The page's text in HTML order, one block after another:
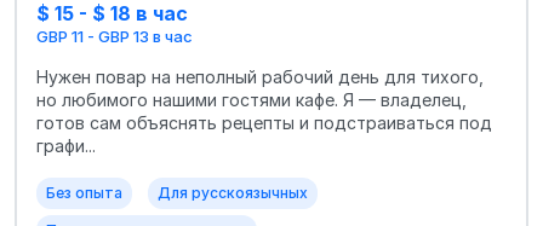
$ 15 - $ 18 в час
GBP 11 - GBP 13 в час
Нужен повар на неполный рабочий день для тихого,
но любимого нашими гостями кафе. Я — владелец,
готов сам объяснять рецепты и подстраиваться под
графи...
Без опыта Для русскоязычных